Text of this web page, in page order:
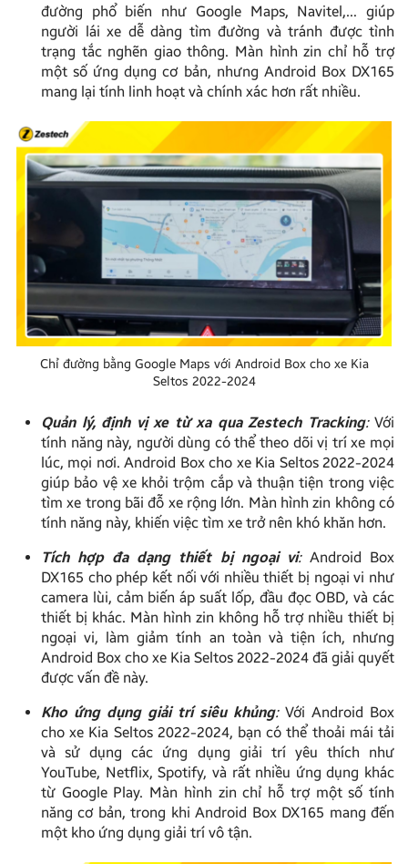
đường phổ biến như Google Maps, Navitel,… giúp
người lái xe dễ dàng tìm đường và tránh được tình
trạng tắc nghẽn giao thông. Màn hình zin chỉ hỗ trợ
một số ứng dụng cơ bản, nhưng Android Box DX165
mang lại tính linh hoạt và chính xác hơn rất nhiều.
Chỉ đường bằng Google Maps với Android Box cho xe Kia
Seltos 2022-2024
Quản lý, định vị xe từ xa qua Zestech Tracking:Với
tính năng này, người dùng có thể theo dõi vị trí xe mọi
lúc, mọi nơi. Android Box cho xe Kia Seltos 2022-2024
giúp bảo vệ xe khỏi trộm cắp và thuận tiện trong việc
tìm xe trong bãi đỗ xe rộng lớn. Màn hình zin không có
tính năng này, khiến việc tìm xe trở nên khó khăn hơn.
Tích hợp đa dạng thiết bị ngoại vi:Android Box
DX165 cho phép kết nối với nhiều thiết bị ngoại vi như
camera lùi, cảm biến áp suất lốp, đầu đọc OBD, và các
thiết bị khác. Màn hình zin không hỗ trợ nhiều thiết bị
ngoại vi, làm giảm tính an toàn và tiện ích, nhưng
Android Box cho xe Kia Seltos 2022-2024 đã giải quyết
được vấn đề này.
Kho ứng dụng giải trí siêu khủng:Với Android Box
cho xe Kia Seltos 2022-2024, bạn có thể thoải mái tải
và sử dụng các ứng dụng giải trí yêu thích như
YouTube, Netflix, Spotify, và rất nhiều ứng dụng khác
từ Google Play. Màn hình zin chỉ hỗ trợ một số tính
năng cơ bản, trong khi Android Box DX165 mang đến
một kho ứng dụng giải trí vô tận.